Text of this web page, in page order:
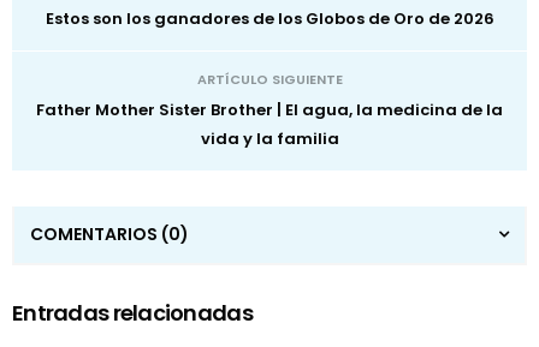
Estos son los ganadores de los Globos de Oro de 2026
ARTÍCULO SIGUIENTE
Father Mother Sister Brother | El agua, la medicina de la
vida y la familia
COMENTARIOS (0)
Entradas relacionadas